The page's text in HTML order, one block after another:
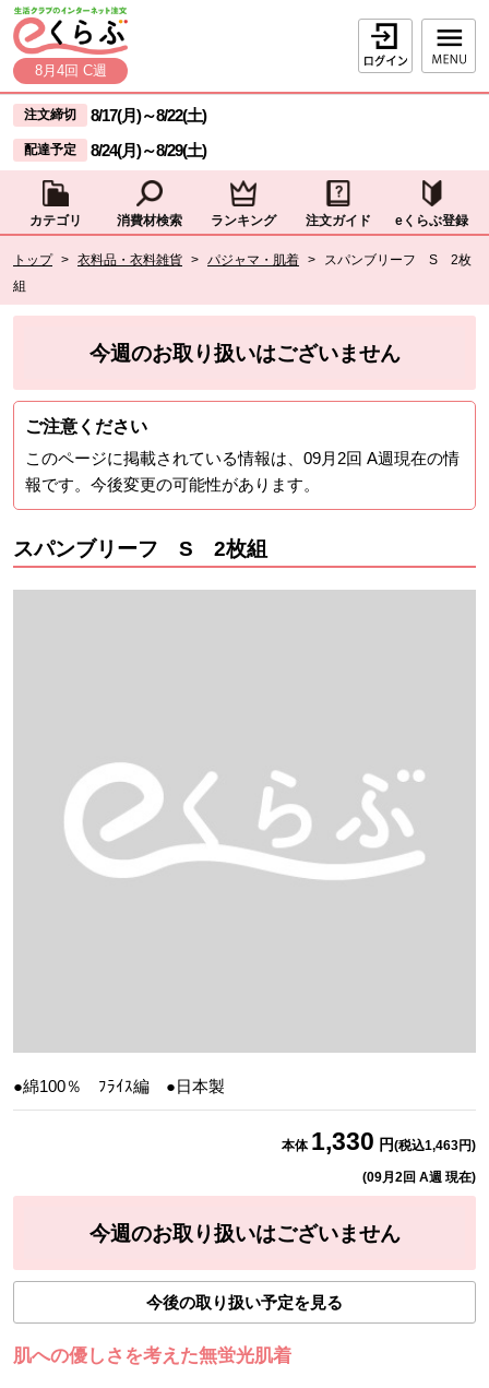
ページの先頭です。
本文へジャンプする。
8月4回 C週
ログイン
ここからサイト内共通メニューです。
サイト内共通メニューをスキップする
注文締切 8/17(月)～8/22(土)
配達予定 8/24(月)～8/29(土)
カテゴリ 消費材検索 ランキング 注文ガイド eくらぶ登録
トップ > 衣料品・衣料雑貨 > パジャマ・肌着 >
スパンブリーフ S 2枚
組
現在位置ここまで
今週のお取り扱いはございません
ご注意ください
このページに掲載されている情報は、 09月2回 A週現在の情
報です。今後変更の可能性があります。
スパンブリーフ S 2枚組
●綿100％ ﾌﾗｲｽ編 ●日本製
本体 1,330 円(税込1,463円)
(09月2回 A週 現在)
今週のお取り扱いはございません
今後の取り扱い予定を見る
肌への優しさを考えた無蛍光肌着